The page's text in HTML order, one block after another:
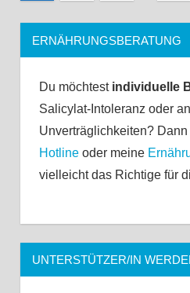
ERNÄHRUNGSBERATUNG
Du möchtest individuelle
Salicylat-Intoleranz oder
Unverträglichkeiten?
Hotlineoder meine
vielleicht das Richtige für
UNTERSTÜTZER/IN